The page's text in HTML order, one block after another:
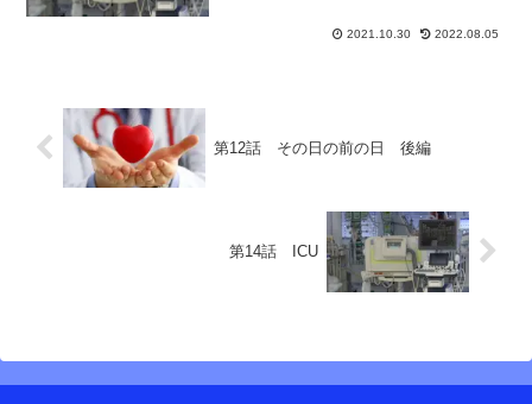
分後になって気が付きました。お昼はと
2021.10.30 2022.08.05
第12話 その日の前の日 後編
第14話 ICU